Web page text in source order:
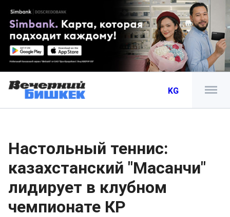
KG
Настольный теннис:
казахстанский "Масанчи"
лидирует в клубном
чемпионате КР